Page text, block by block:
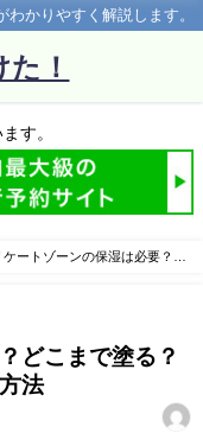
かりやすく解説します。
！
ます。
ケートゾーンの保湿は必要？ど
どこまで塗る？
法